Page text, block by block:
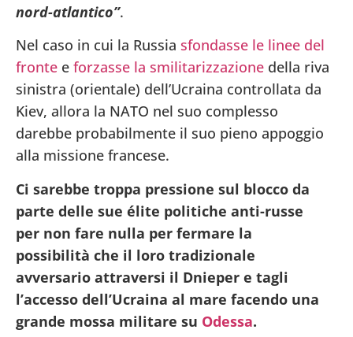
nord-atlantico”.
Nel caso in cui la Russia sfondasse le linee del
fronte e forzasse la smilitarizzazione della riva
sinistra (orientale) dell’Ucraina controllata da
Kiev, allora la NATO nel suo complesso
darebbe probabilmente il suo pieno appoggio
alla missione francese.
Ci sarebbe troppa pressione sul blocco da
parte delle sue élite politiche anti-russe
per non fare nulla per fermare la
possibilità che il loro tradizionale
avversario attraversi il Dnieper e tagli
l’accesso dell’Ucraina al mare facendo una
grande mossa militare su Odessa.